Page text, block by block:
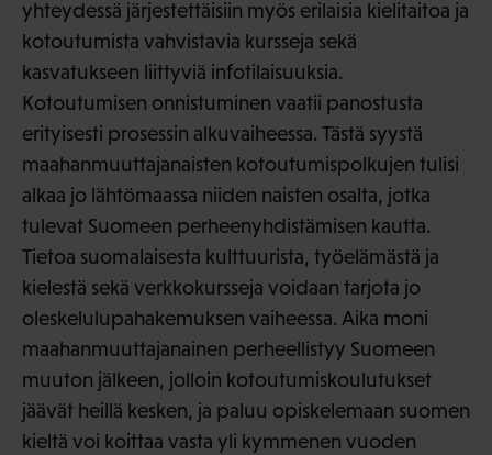
yhteydessä järjestettäisiin myös erilaisia kielitaitoa ja
kotoutumista vahvistavia kursseja sekä
kasvatukseen liittyviä infotilaisuuksia.
Kotoutumisen onnistuminen vaatii panostusta
erityisesti prosessin alkuvaiheessa. Tästä syystä
maahanmuuttajanaisten kotoutumispolkujen tulisi
alkaa jo lähtömaassa niiden naisten osalta, jotka
tulevat Suomeen perheenyhdistämisen kautta.
Tietoa suomalaisesta kulttuurista, työelämästä ja
kielestä sekä verkkokursseja voidaan tarjota jo
oleskelulupahakemuksen vaiheessa. Aika moni
maahanmuuttajanainen perheellistyy Suomeen
muuton jälkeen, jolloin kotoutumiskoulutukset
jäävät heillä kesken, ja paluu opiskelemaan suomen
kieltä voi koittaa vasta yli kymmenen vuoden